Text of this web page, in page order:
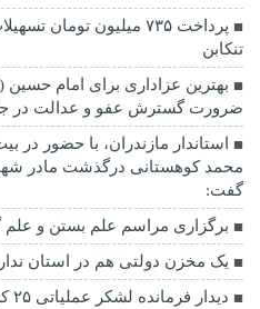
پرداخت ۷۳۵ میلیون
تنکابن
بهترین عزاداری برای امام
ضرورت گسترش عفو و عدالت در
استاندار مازندران، با حضور
محمد کوهستانی درگذشت مادر
گفت:
برگزاری مراسم علم بستن و علم
یک مخزن دولتی هم در استان